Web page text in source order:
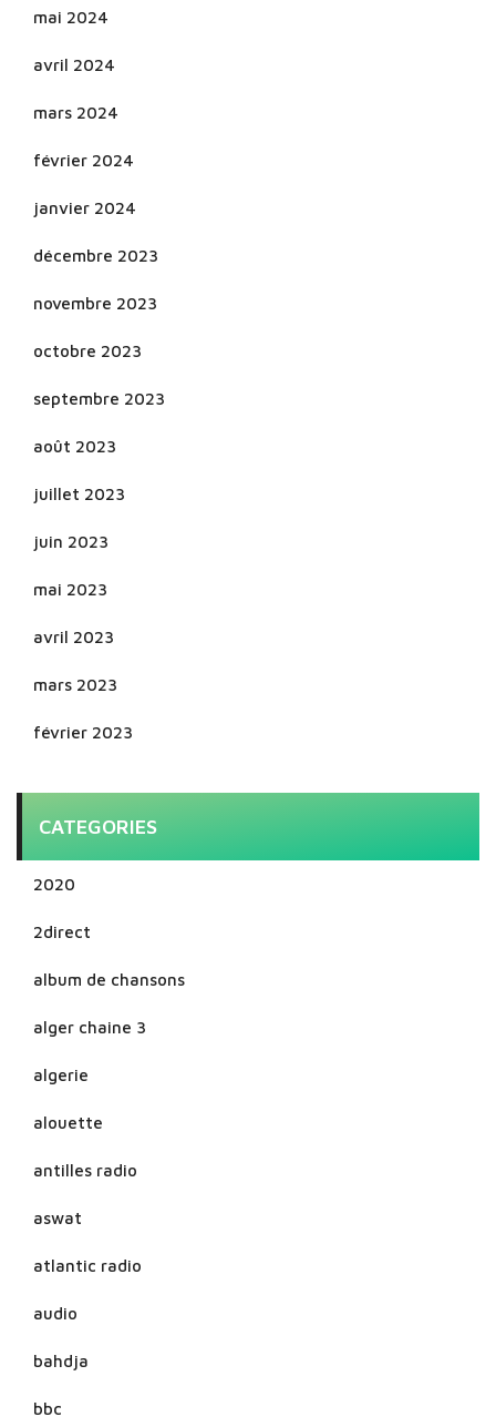
mai 2024
avril 2024
mars 2024
février 2024
janvier 2024
décembre 2023
novembre 2023
octobre 2023
septembre 2023
août 2023
juillet 2023
juin 2023
mai 2023
avril 2023
mars 2023
février 2023
CATEGORIES
2020
2direct
album de chansons
alger chaine 3
algerie
alouette
antilles radio
aswat
atlantic radio
audio
bahdja
bbc